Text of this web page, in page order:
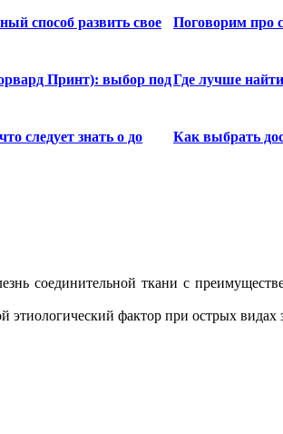
способ развить свое Поговорим про
Принт): выбор подГде лучше
следует знать о до Как выбрать
соединительной ткани с
этиологический фактор при острых